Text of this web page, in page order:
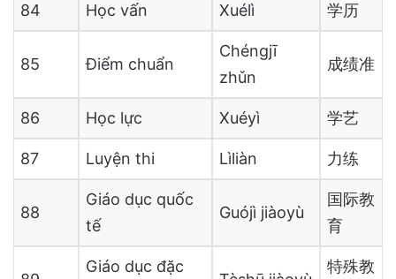
84 Học vấn Xuélì 学历
85 Điểm chuẩn
Chéngjī
zhǔn
成绩准
86 Học lực Xuéyì 学艺
87 Luyện thi Lìliàn 力练
88
Giáo dục quốc
tế
Guójì jiàoyù
国际教
育
Giáo dục đặc
特殊教